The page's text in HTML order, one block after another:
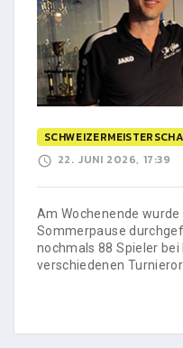
22. JUNI 2026, 17:39
Am Wochenende
Sommerpause
nochmals 88 Spieler
verschiedenen